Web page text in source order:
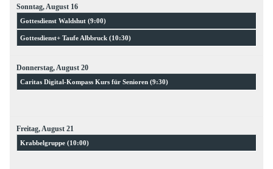
Sonntag,August 16
Gottesdienst Waldshut (9:00)
Gottesdienst+ Taufe Albbruck (10:30)
Donnerstag,August 20
Caritas Digital-Kompass Kurs für Senioren (9:30)
Freitag,August 21
Krabbelgruppe (10:00)